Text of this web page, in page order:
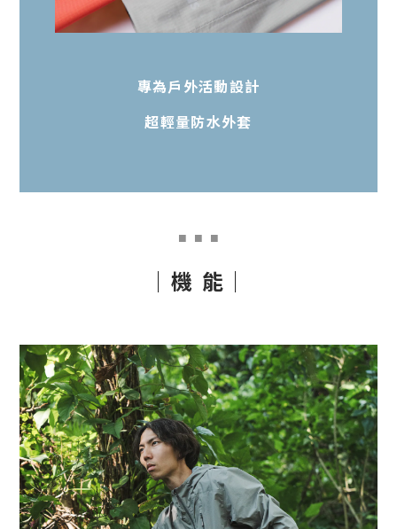
專為戶外活動設計
超輕量防水外套
■ ■ ■
｜機 能｜